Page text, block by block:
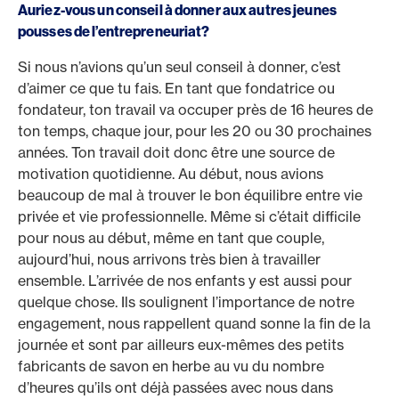
Auriez-vous un conseil à donner aux autres jeunes
pousses de l’entrepreneuriat?
Si nous n’avions qu’un seul conseil à donner, c’est
d’aimer ce que tu fais. En tant que fondatrice ou
fondateur, ton travail va occuper près de 16 heures de
ton temps, chaque jour, pour les 20 ou 30 prochaines
années. Ton travail doit donc être une source de
motivation quotidienne. Au début, nous avions
beaucoup de mal à trouver le bon équilibre entre vie
privée et vie professionnelle. Même si c’était difficile
pour nous au début, même en tant que couple,
aujourd’hui, nous arrivons très bien à travailler
ensemble. L’arrivée de nos enfants y est aussi pour
quelque chose. Ils soulignent l’importance de notre
engagement, nous rappellent quand sonne la fin de la
journée et sont par ailleurs eux-mêmes des petits
fabricants de savon en herbe au vu du nombre
d’heures qu’ils ont déjà passées avec nous dans